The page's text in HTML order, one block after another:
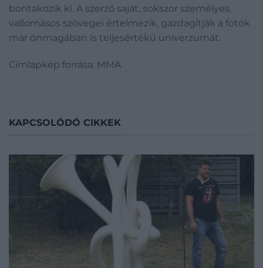
bontakozik ki. A szerző saját, sokszor személyes,
vallomásos szövegei értelmezik, gazdagítják a fotók
már önmagában is teljesértékű univerzumát.
Címlapkép forrása: MMA
KAPCSOLÓDÓ CIKKEK